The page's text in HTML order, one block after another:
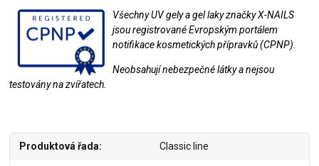
Všechny UV gely a gel laky značky X-NAILS
jsou registrované Evropským portálem
notifikace kosmetických přípravků (CPNP).
Neobsahují nebezpečné látky a nejsou
testovány na zvířatech.
Produktová řada Classic line